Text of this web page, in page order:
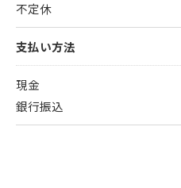
不定休
支払い方法
現金
銀行振込